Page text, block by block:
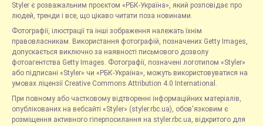
Styler є розважальним проєктом «РБК-Україна», який розповідає про
людей, тренди і все, що цікаво читати поза новинами.
Фотографії, ілюстрації та інші зображення належать їхнім
правовласникам. Використання фотографій, позначених Getty Images,
допускається виключно за наявності письмового дозволу
фотоагентства Getty Images. Фотографії, позначені логотипом «Styler»
або підписані «Styler» чи «РБК-Україна», можуть використовуватися на
умовах ліцензії Creative Commons Attribution 4.0 International.
При повному або частковому відтворенні інформаційних матеріалів,
опублікованих на вебсайті «Styler» (styler.rbc.ua), обов'язковим є
розміщення активного гіперпосилання на styler.rbc.ua, відкритого для